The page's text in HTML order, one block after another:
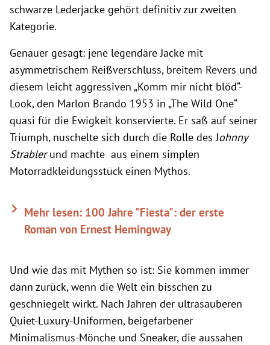
schwarze Lederjacke gehört definitiv zur zweiten
Kategorie.
Genauer gesagt: jene legendäre Jacke mit
asymmetrischem Reißverschluss, breitem Revers und
diesem leicht aggressiven „Komm mir nicht blöd“-
Look, den Marlon Brando 1953 in „The Wild One“
quasi für die Ewigkeit konservierte. Er saß auf seiner
Triumph, nuschelte sich durch die Rolle des Johnny
Strablerund machte aus einem simplen
Motorradkleidungsstück einen Mythos.
Mehr lesen: 100 Jahre "Fiesta": der erste
Roman von Ernest Hemingway
Und wie das mit Mythen so ist: Sie kommen immer
dann zurück, wenn die Welt ein bisschen zu
geschniegelt wirkt. Nach Jahren der ultrasauberen
Quiet-Luxury-Uniformen, beigefarbener
Minimalismus-Mönche und Sneaker, die aussahen